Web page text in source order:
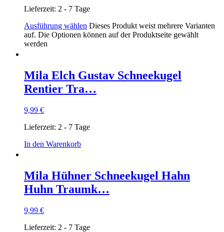
Lieferzeit: 2 - 7 Tage
Ausführung wählen Dieses Produkt weist mehrere Varianten
auf. Die Optionen können auf der Produktseite gewählt
werden
Mila Elch Gustav Schneekugel
Rentier Tra…
9,99 €
Lieferzeit: 2 - 7 Tage
In den Warenkorb
Mila Hühner Schneekugel Hahn
Huhn Traumk…
9,99 €
Lieferzeit: 2 - 7 Tage